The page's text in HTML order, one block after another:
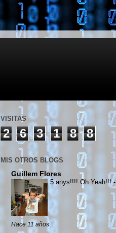
VISITAS
2 6 3 1 8 8
MIS OTROS BLOGS
Guillem Flores
5 anys!!!! Oh Yeah!!!-
Hace 11 años